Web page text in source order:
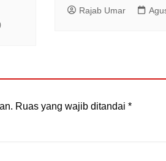
Rajab Umar
Ruas yang wajib ditandai *